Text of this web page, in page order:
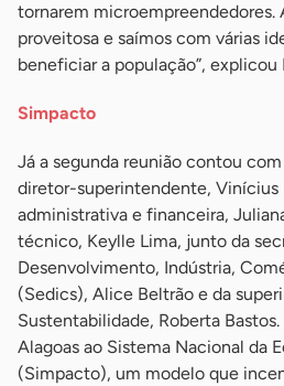
tornarem microempreendedores.
proveitosa e saímos com várias
beneficiar a população”, explicou
Simpacto
Já a segunda reunião contou
diretor-superintendente, Vinícius
administrativa e financeira,
técnico, Keylle Lima, junto da
Desenvolvimento, Indústria,
(Sedics), Alice Beltrão e da
Sustentabilidade, Roberta
Alagoas ao Sistema Nacional da
(Simpacto), um modelo que